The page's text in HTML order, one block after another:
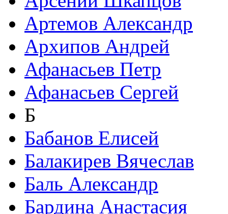
Артемов Александр
Архипов Андрей
Афанасьев Петр
Афанасьев Сергей
Б
Бабанов Елисей
Балакирев Вячеслав
Баль Александр
Бардина Анастасия